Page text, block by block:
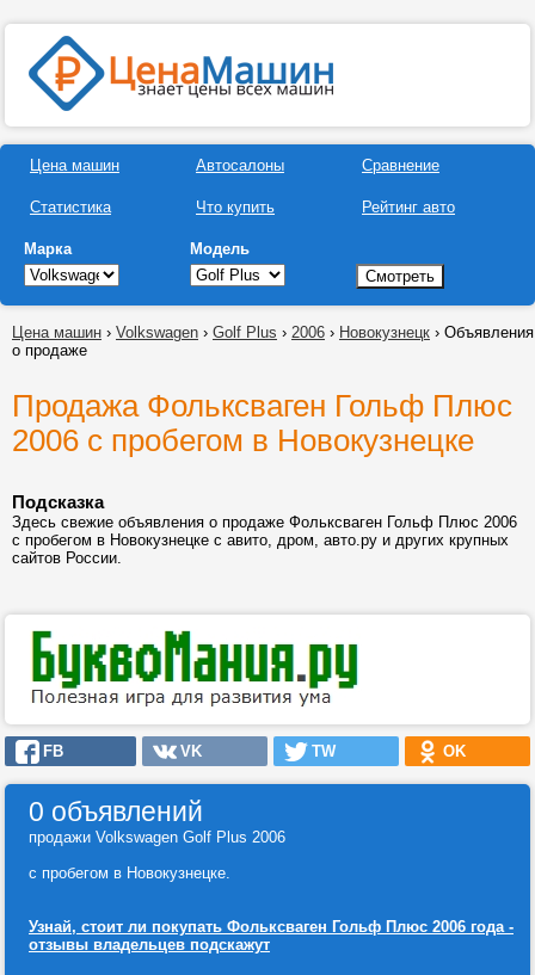
Цена машин
Статистика
Автосалоны
Что купить
Сравнение
Рейтинг авто
Марка Модель
Цена машин › Volkswagen › Golf Plus › 2006 › Новокузнецк › Объявления
о продаже
Продажа Фольксваген Гольф Плюс
2006 с пробегом в Новокузнецке
Подсказка
Здесь свежие объявления о продаже Фольксваген Гольф Плюс 2006
с пробегом в Новокузнецке с авито, дром, авто.ру и других крупных
сайтов России.
FB VK TW OK
0 объявлений
продажи Volkswagen Golf Plus 2006
с пробегом в Новокузнецке.
Узнай, стоит ли покупать Фольксваген Гольф Плюс 2006 года -
отзывы владельцев подскажут